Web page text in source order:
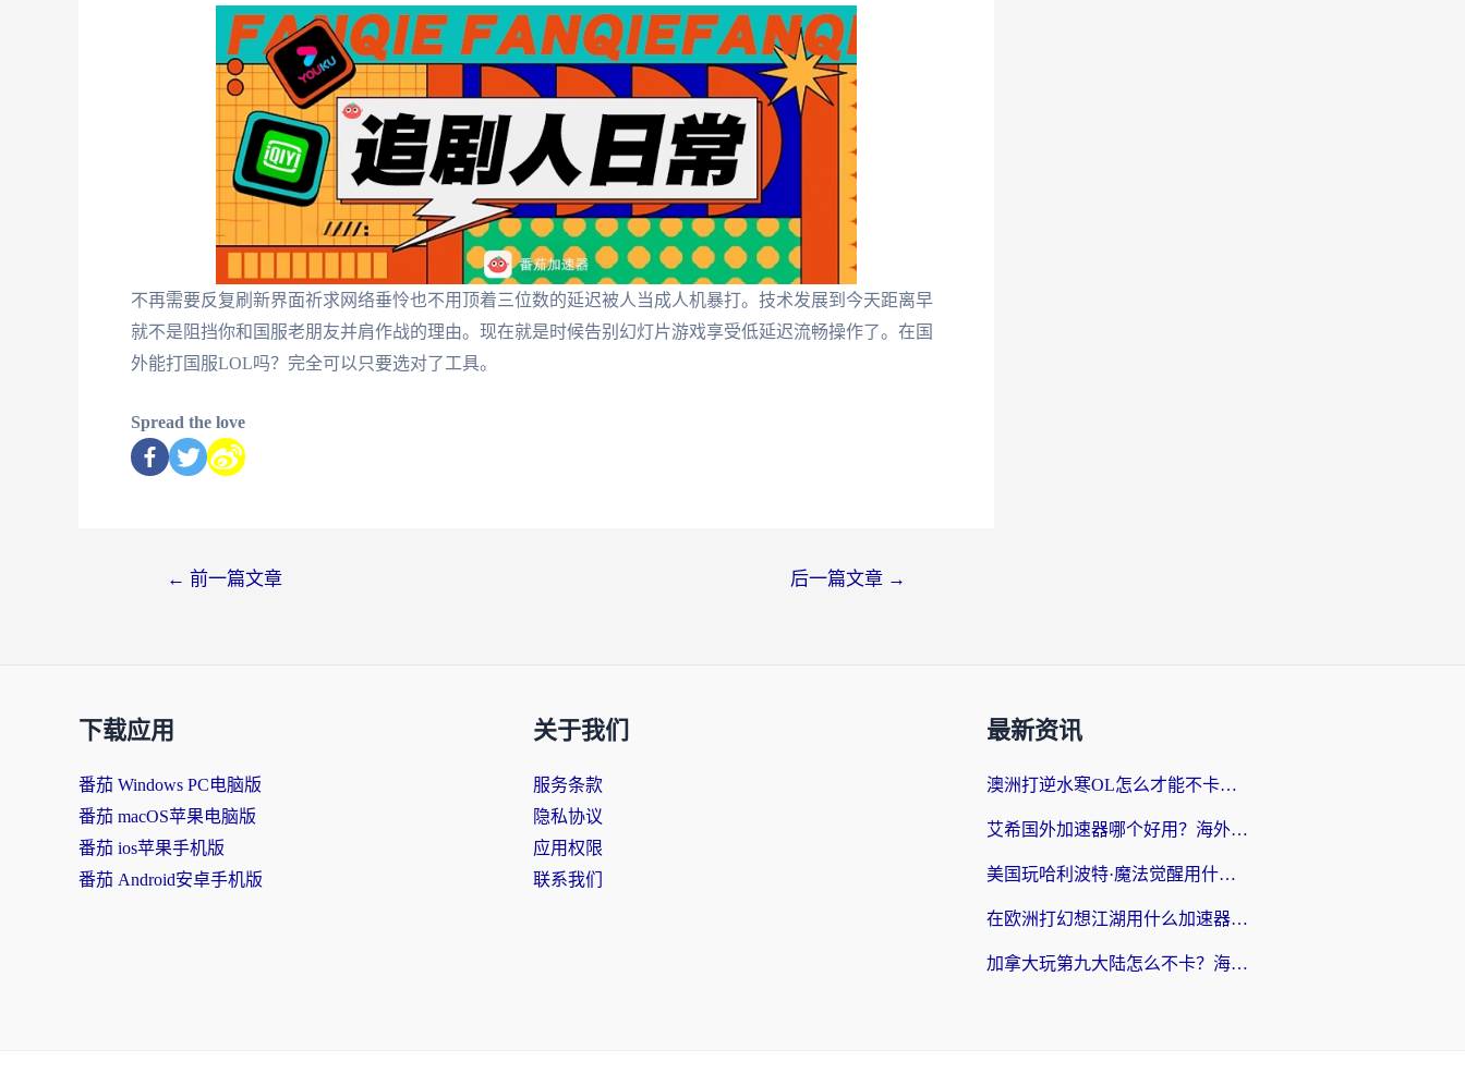
不再需要反复刷新界面祈求网络垂怜也不用顶着三位数的延迟被人当成人机暴打。技术发展到今天距离早
就不是阻挡你和国服老朋友并肩作战的理由。现在就是时候告别幻灯片游戏享受低延迟流畅操作了。在国
外能打国服LOL吗？完全可以只要选对了工具。
Spread the love
← 前一篇文章 后一篇文章 →
下载应用
番茄 Windows PC电脑版
番茄 macOS苹果电脑版
番茄 ios苹果手机版
番茄 Android安卓手机版
关于我们
服务条款
隐私协议
应用权限
联系我们
最新资讯
澳洲打逆水寒OL怎么才能不卡？海外玩家国服游戏加速终极指南（附梦幻模拟战地铁跑酷解决办法）
艾希国外加速器哪个好用？海外玩家国服游戏畅玩终极指南（附欧洲玩鸣潮街头篮球实测）
美国玩哈利波特·魔法觉醒用什么加速器？告别延迟的终极指南（含免费QQ炫舞方案+印尼妄想山海秘籍）
在欧洲打幻想江湖用什么加速器好？海外玩家国服游戏畅玩指南
加拿大玩第九大陆怎么不卡？海外玩家国服游戏加速全攻略（附足球世界萤火突击实测）